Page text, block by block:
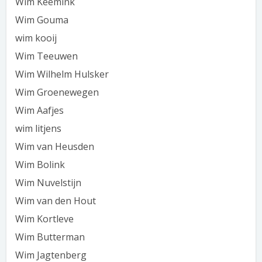
Wim Gouma
wim kooij
Wim Teeuwen
Wim Wilhelm Hulsker
Wim Groenewegen
Wim Aafjes
wim litjens
Wim van Heusden
Wim Bolink
Wim Nuvelstijn
Wim van den Hout
Wim Kortleve
Wim Butterman
Wim Jagtenberg